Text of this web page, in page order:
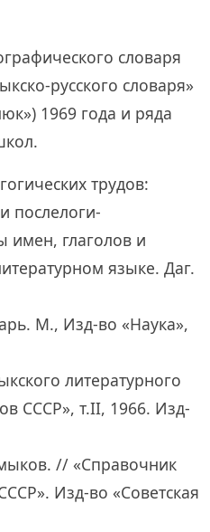
словаря
русского словаря»
1969 года и ряда
трудов:
послелоги-
глаголов и
языке. Даг.
М., Изд-во «Наука»,
литературного
СССР», т.II, 1966. Изд-
// «Справочник
Изд-во «Советская